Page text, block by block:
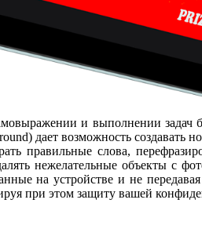
и выполнении
дает возможность создавать
слова,
нежелательные объекты с
на устройстве и не
при этом защиту вашей